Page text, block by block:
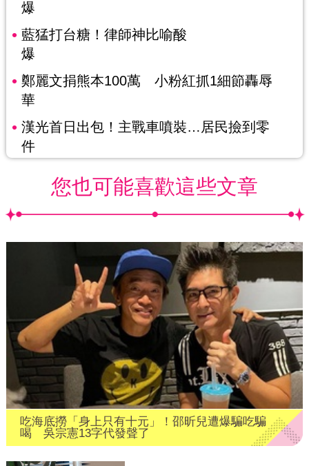
爆
藍猛打台糖！律師神比喻酸
爆
鄭麗文捐熊本100萬 小粉紅抓1細節轟辱
華
漢光首日出包！主戰車噴裝…居民撿到零
件
您也可能喜歡這些文章
吃海底撈「身上只有十元」！邵昕兒遭爆騙吃騙
喝 吳宗憲13字代發聲了